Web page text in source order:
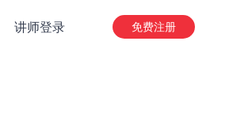
讲师登录 免费注册